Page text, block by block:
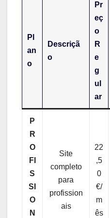
Pl
an
o
Descriçã
o
Pr
eç
o
R
e
g
ul
ar
P
R
O
FI
S
SI
O
N
Site
completo
para
profission
ais
22
,5
0
€/
m
ês